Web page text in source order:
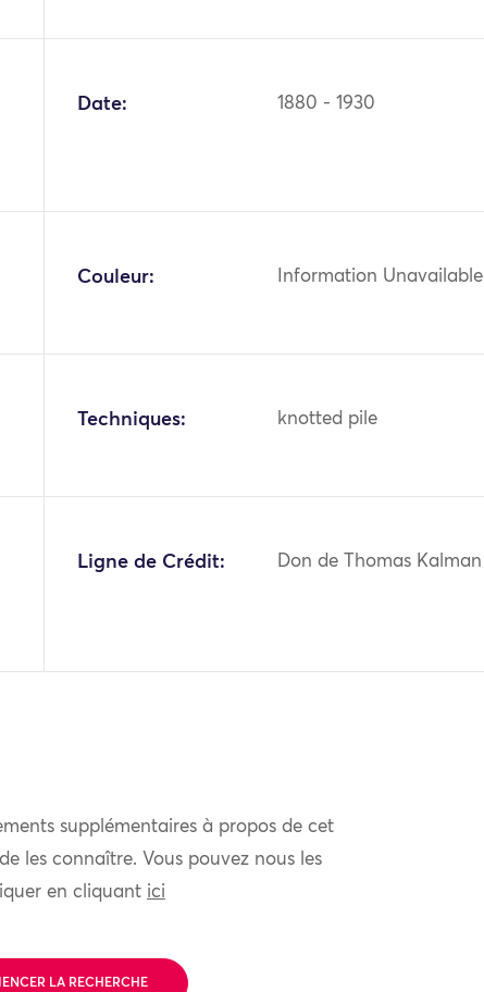
Date: 1880 - 1930
Couleur: Information Unavailable
Techniques: knotted pile
Ligne de Crédit: Don de Thomas Kalman
supplémentaires à propos de cet
les connaître. Vous pouvez nous les
en cliquant ici
LA RECHERCHE